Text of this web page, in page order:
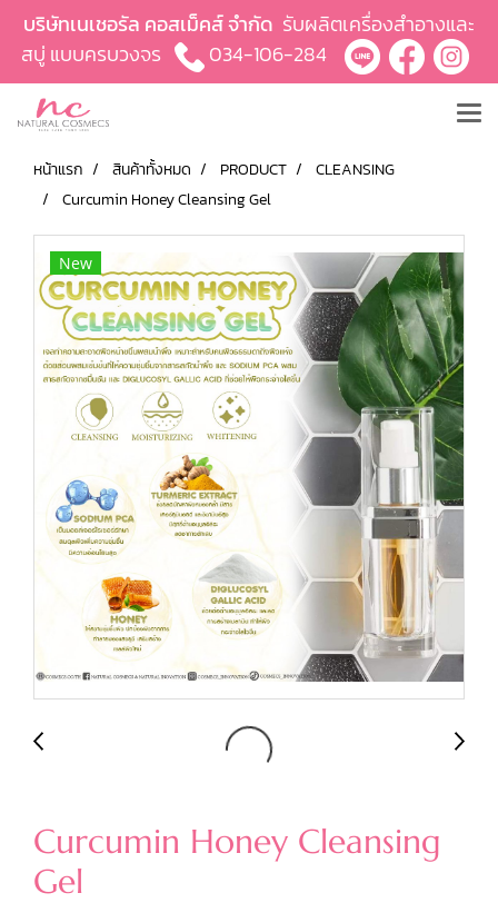
บริษัทเนเชอรัล คอสเม็คส์ จำกัด รับผลิตเครื่องสำอางและ
สบู่ แบบครบวงจร
034-106-284
หน้าแรก สินค้าทั้งหมด PRODUCT
CLEANSING
Curcumin Honey Cleansing Gel
New
Curcumin Honey Cleansing
Gel